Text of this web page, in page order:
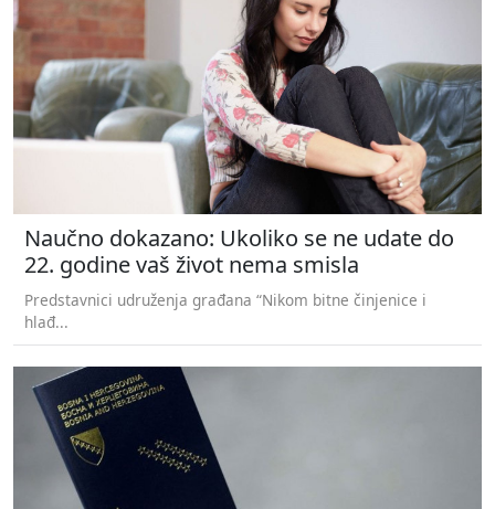
Naučno dokazano: Ukoliko se ne udate do
22. godine vaš život nema smisla
Predstavnici udruženja građana “Nikom bitne činjenice i
hlađ...